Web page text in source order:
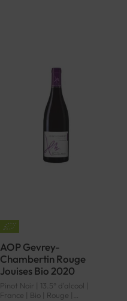
AOP Gevrey-
Chambertin Rouge
Jouises Bio 2020
Pinot Noir | 13.5° d'alcool |
France | Bio | Rouge |